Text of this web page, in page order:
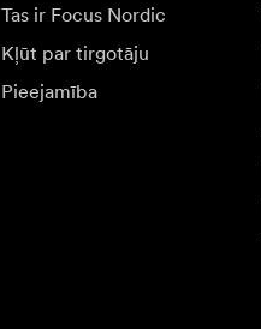
Tas ir Focus Nordic
Kļūt par tirgotāju
Pieejamība